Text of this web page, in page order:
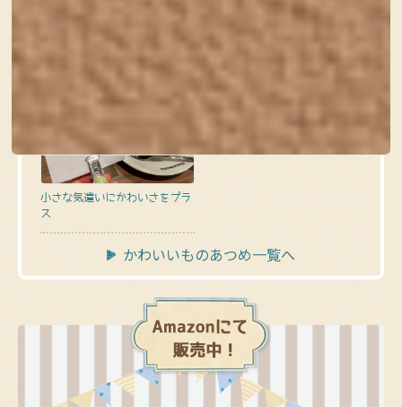
小さな気遣いにかわいさをプラ
ス
かわいいものあつめ一覧へ